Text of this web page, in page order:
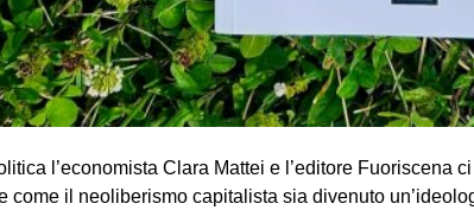
l’economista Clara Mattei e l’editore
come il neoliberismo capitalista sia divenuto